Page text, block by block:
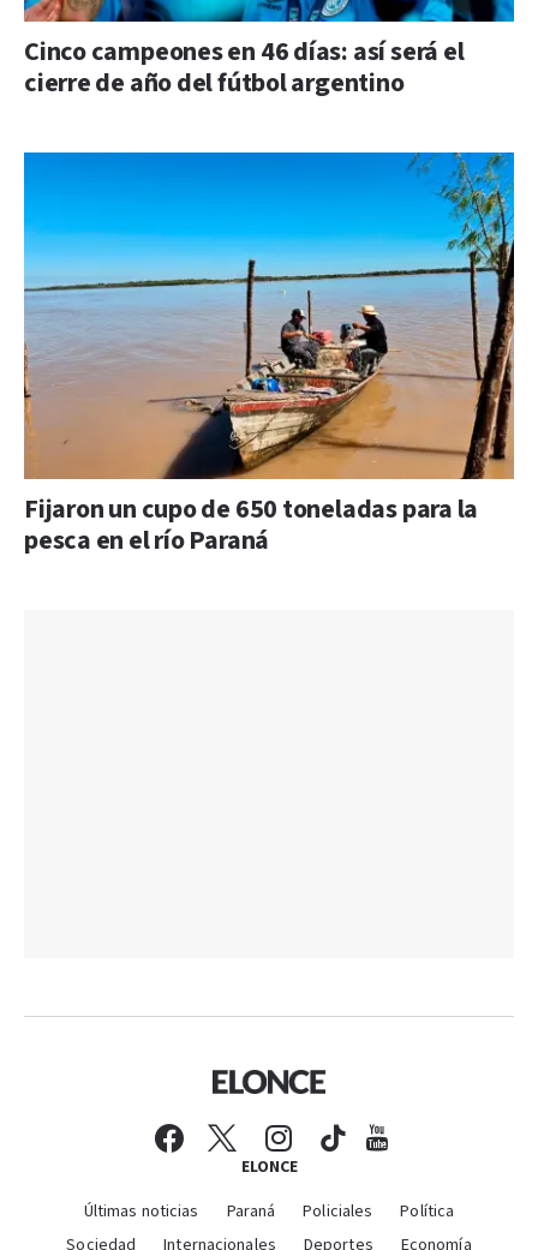
Cinco campeones en 46 días: así será el
cierre de año del fútbol argentino
Fijaron un cupo de 650 toneladas para la
pesca en el río Paraná
ELONCE
Últimas noticias Paraná Policiales
Política
Sociedad
Internacionales Deportes Economía